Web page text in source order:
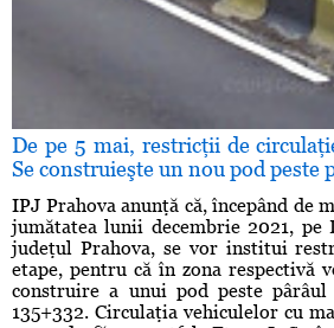
De pe 5 mai, restricţii de
Se construieşte un nou pod peste
IPJ Prahova anunţă că, începând de
jumătatea lunii decembrie 2021, pe
judeţul Prahova, se vor institui
etape, pentru că în zona respectivă
construire a unui pod peste
135+332. Circulaţia vehiculelor cu